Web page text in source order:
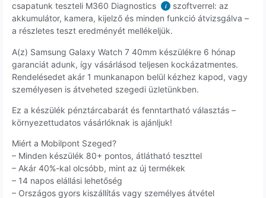
csapatunk teszteli M360 Diagnostics
i
szoftverrel: az
akkumulátor, kamera, kijelző és minden funkció átvizsgálva –
a részletes teszt eredményét mellékeljük.
A(z) Samsung Galaxy Watch 7 40mm készülékre 6 hónap
garanciát adunk, így vásárlásod teljesen kockázatmentes.
Rendelésedet akár 1 munkanapon belül kézhez kapod, vagy
személyesen is átveheted szegedi üzletünkben.
Ez a készülék pénztárcabarát és fenntartható választás –
környezettudatos vásárlóknak is ajánljuk!
Miért a Mobilpont Szeged?
– Minden készülék 80+ pontos, átlátható teszttel
– Akár 40%-kal olcsóbb, mint az új termékek
– 14 napos elállási lehetőség
– Országos gyors kiszállítás vagy személyes átvétel